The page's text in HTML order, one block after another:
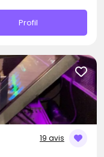
Profil
19 avis